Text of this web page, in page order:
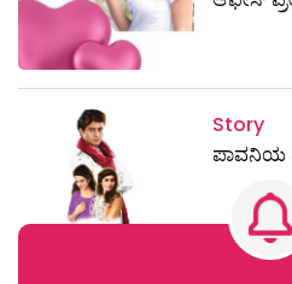
Story
ಪಾವನಿಯ